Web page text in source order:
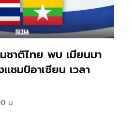
าติไทย พบ เมียนมา
ชมป์อาเซียน เวลา
น.